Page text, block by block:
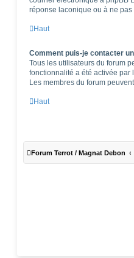
réponse laconique ou à ne
Haut
Comment puis-je contacter
Tous les utilisateurs du forum
fonctionnalité a été activée par
Les membres du forum
Haut
Forum Terrot / Magnat Debon